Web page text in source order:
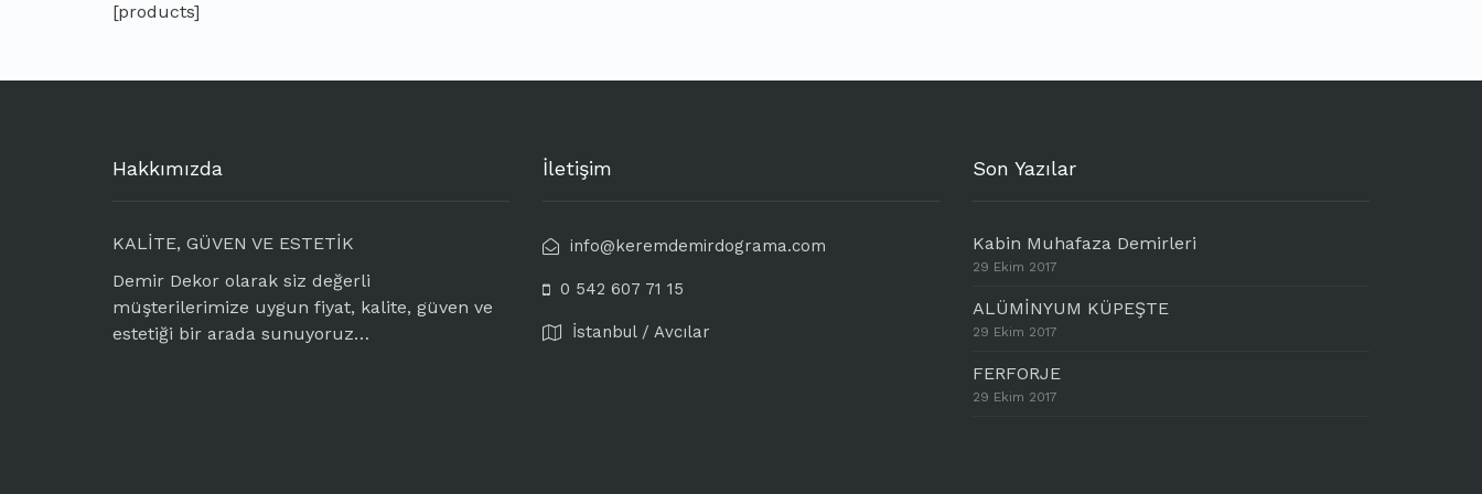
[products]
Hakkımızda
KALİTE, GÜVEN VE ESTETİK
Demir Dekor olarak siz değerli
müşterilerimize uygun fiyat, kalite, güven ve
estetiği bir arada sunuyoruz…
İletişim
info@keremdemirdograma.com
0 542 607 71 15
İstanbul / Avcılar
Son Yazılar
Kabin Muhafaza Demirleri
29 Ekim 2017
ALÜMİNYUM KÜPEŞTE
29 Ekim 2017
FERFORJE
29 Ekim 2017